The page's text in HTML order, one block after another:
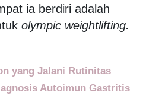
ia berdiri adalah
olympic weightlifting.
yang Jalani Rutinitas
Autoimun Gastritis